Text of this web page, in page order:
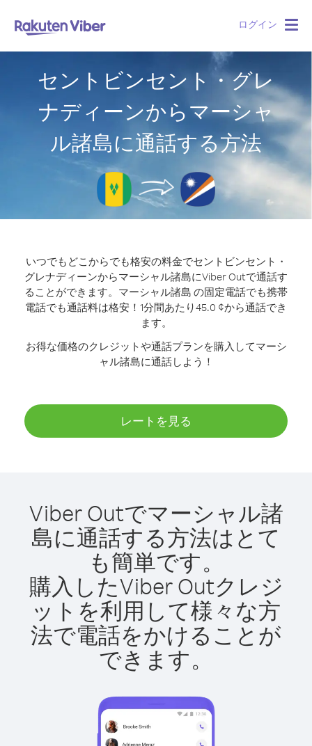
ログイン
セントビンセント・グレ
ナディーンからマーシャ
ル諸島に通話する方法
いつでもどこからでも格安の料金でセントビンセント・
グレナディーンからマーシャル諸島にViber Outで通話す
ることができます。 マーシャル諸島 の固定電話でも携帯
電話でも通話料は格安！1分間あたり45.0 ¢から通話でき
ます。
お得な価格のクレジットや通話プランを購入してマーシ
ャル諸島に通話しよう！
レートを見る
Viber Outでマーシャル諸
島に通話する方法はとて
も簡単です。
購入したViber Outクレジ
ットを利用して様々な方
法で電話をかけることが
できます。